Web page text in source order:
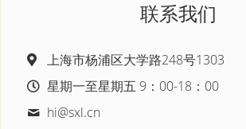
联系我们
上海市杨浦区大学路248号1303
星期一至星期五 9：00-18：00
hi@sxl.cn